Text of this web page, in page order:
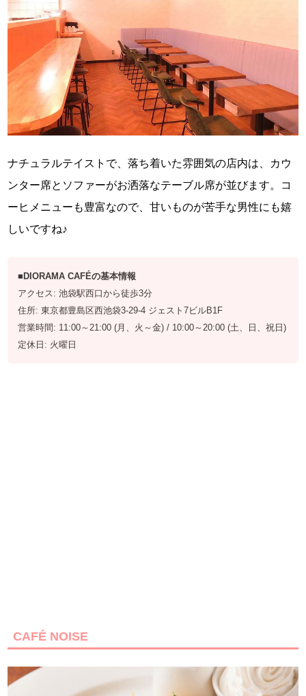
ナチュラルテイストで、落ち着いた雰囲気の店内は、カウ
ンター席とソファーがお洒落なテーブル席が並びます。コ
ーヒメニューも豊富なので、甘いものが苦手な男性にも嬉
しいですね♪
■DIORAMA CAFÉの基本情報
アクセス: 池袋駅西口から徒歩3分
住所: 東京都豊島区西池袋3-29-4 ジェスト7ビルB1F
営業時間: 11:00～21:00 (月、火～金) / 10:00～20:00 (土、日、祝日)
定休日: 火曜日
CAFÉ NOISE